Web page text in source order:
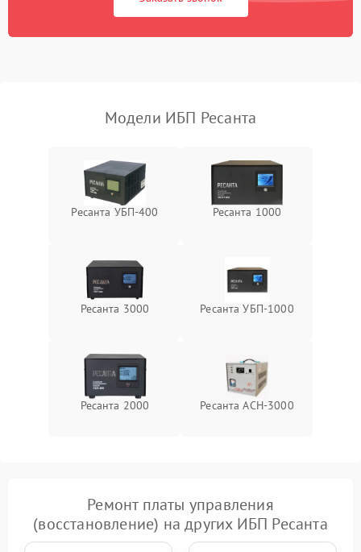
индикаторов
Неисправность системы
стабилизации
Подробнее →
переключения
Неисправность системы
1500 ₽ Подробнее →
Повреждение внутренних
Подробнее →
Неисправность системы
Неисправность системы
защиты от короткого
замыкания
1500 ₽ Подробнее →
Модели ИБП Ресанта
Ресанта УБП-400 Ресанта 1000
Ресанта 3000 Ресанта УБП-1000
Ресанта 2000 Ресанта АСН-3000
Ремонт платы управления
(восстановление) на других ИБП Ресанта